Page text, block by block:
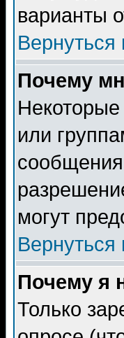
варианты
Вернуться
Почему
или
могут
Вернуться
Почему я
Только